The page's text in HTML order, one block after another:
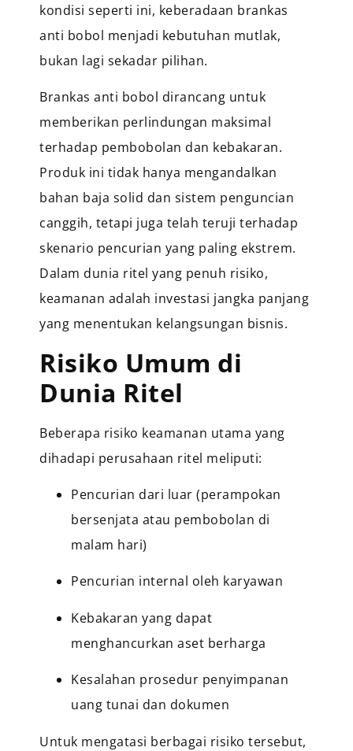
kondisi seperti ini, keberadaan brankas
anti bobol menjadi kebutuhan mutlak,
bukan lagi sekadar pilihan.
Brankas anti bobol dirancang untuk
memberikan perlindungan maksimal
terhadap pembobolan dan kebakaran.
Produk ini tidak hanya mengandalkan
bahan baja solid dan sistem penguncian
canggih, tetapi juga telah teruji terhadap
skenario pencurian yang paling ekstrem.
Dalam dunia ritel yang penuh risiko,
keamanan adalah investasi jangka panjang
yang menentukan kelangsungan bisnis.
Risiko Umum di
Dunia Ritel
Beberapa risiko keamanan utama yang
dihadapi perusahaan ritel meliputi:
Pencurian dari luar (perampokan
bersenjata atau pembobolan di
malam hari)
Pencurian internal oleh karyawan
Kebakaran yang dapat
menghancurkan aset berharga
Kesalahan prosedur penyimpanan
uang tunai dan dokumen
Untuk mengatasi berbagai risiko tersebut,